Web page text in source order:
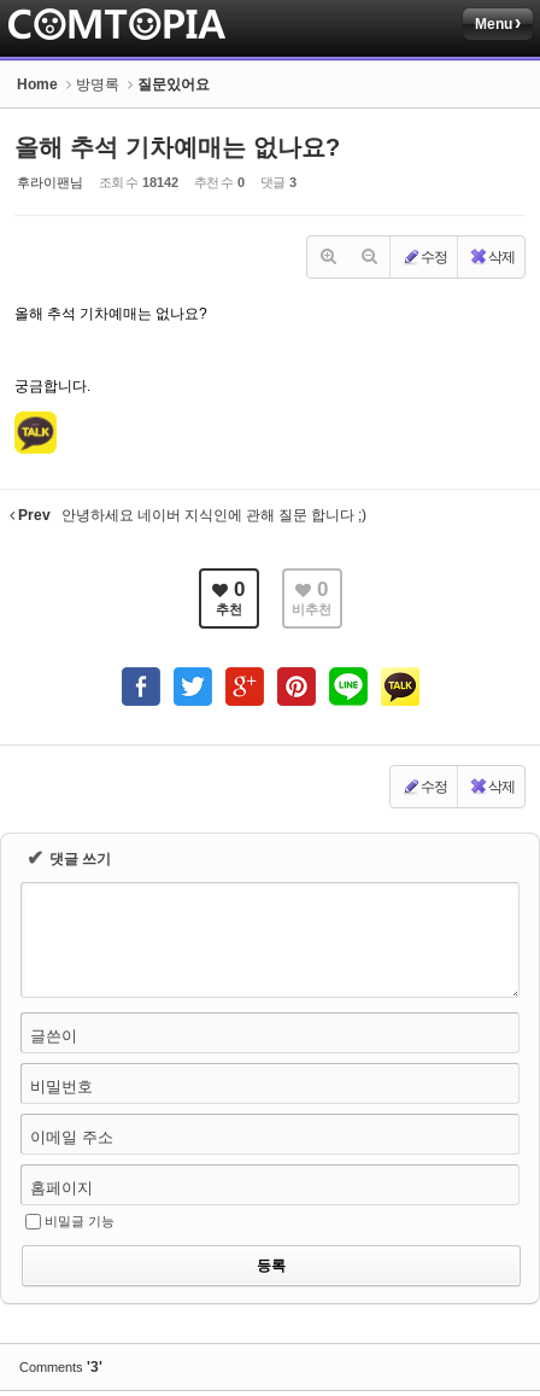
Menu
Home 방명록 질문있어요
올해 추석 기차예매는 없나요?
후라이팬님 조회 수 18142 추천 수 0 댓글 3
수정 삭제
올해 추석 기차예매는 없나요?
궁금합니다.
Prev 안녕하세요 네이버 지식인에 관해 질문 합니다 ;)
0
추천
0
비추천
수정 삭제
✔ 댓글 쓰기
글쓴이
비밀번호
이메일 주소
홈페이지
비밀글 기능
Comments '3'
Sketchbook5, 스케치북5
Sketchbook5, 스케치북5